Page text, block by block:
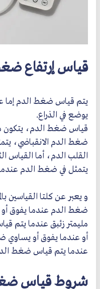
قياس إرتفاع
يتم قياس ضغط الدم إما
يوضع في الذراع.
قياس ضغط الدم، يتكون
ضغط الدم الانقباضي،
القلب الدم، أما القياس
يتمثل في ضغط الدم
و يعبر عن كلتا القياسين
مليمتر زئبق عندما يتم
عندما يتم قياس ضغط
شروط قياس